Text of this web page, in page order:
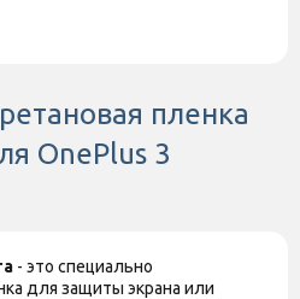
пленка
OnePlus 3
- это специально
для защиты экрана или